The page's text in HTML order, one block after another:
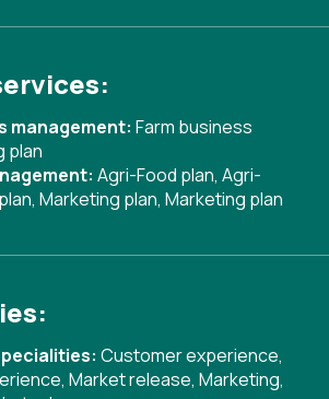
management: Farm business
plan
Agri-Food plan, Agri-
, Marketing plan, Marketing plan
Customer experience,
, Market release, Marketing,